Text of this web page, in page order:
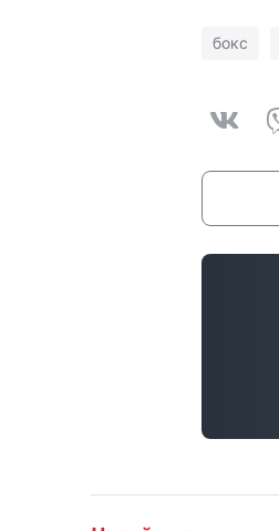
бокс